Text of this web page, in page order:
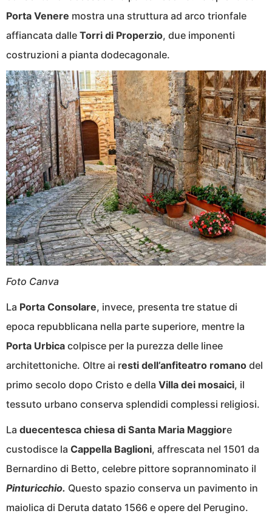
Porta Venere mostra una struttura ad arco trionfale
affiancata dalle Torri di Properzio, due imponenti
costruzioni a pianta dodecagonale.
Foto Canva
La Porta Consolare, invece, presenta tre statue di
epoca repubblicana nella parte superiore, mentre la
Porta Urbica colpisce per la purezza delle linee
architettoniche. Oltre ai resti dell’anfiteatro romano del
primo secolo dopo Cristo e della Villa dei mosaici, il
tessuto urbano conserva splendidi complessi religiosi.
La duecentesca chiesa di Santa Maria Maggiore
custodisce la Cappella Baglioni, affrescata nel 1501 da
Bernardino di Betto, celebre pittore soprannominato il
Pinturicchio. Questo spazio conserva un pavimento in
maiolica di Deruta datato 1566 e opere del Perugino.